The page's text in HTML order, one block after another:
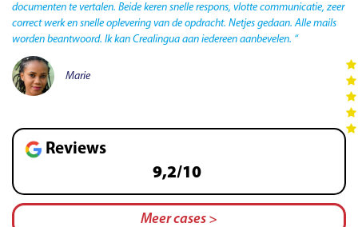
documenten te vertalen. Beide keren snelle respons, vlotte communicatie, zeer
correct werk en snelle oplevering van de opdracht. Netjes gedaan. Alle mails
worden beantwoord. Ik kan Crealingua aan iedereen aanbevelen. “
Marie
Reviews
9,2/10
Meer cases >